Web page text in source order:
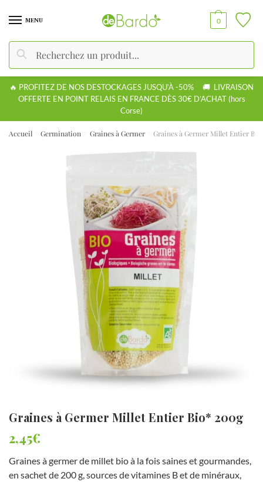
MENU
Recherche
0
🔥 PROFITEZ DE NOS DESTOCKAGES JUSQU’À -50% 🚚 LIVRAISON
OFFERTE EN POINT RELAIS EN FRANCE DÈS 30€ D’ACHAT (hors
Corse)
Accueil Germination Graines à Germer Graines à Germer Millet Entier
Graines à Germer Millet Entier Bio* 200g
2,45€
Graines à germer de millet bio à la fois saines et gourmandes,
en sachet de 200 g, sources de vitamines B et de minéraux,
de communication Téléphone
M
o
e
é
Appel E-mail